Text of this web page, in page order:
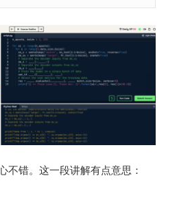
不错。这一段讲解有点意思：